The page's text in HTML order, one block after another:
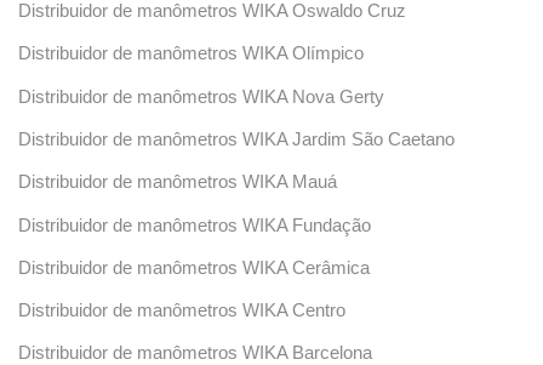
Distribuidor de manômetros WIKA Oswaldo Cruz
Distribuidor de manômetros WIKA Olímpico
Distribuidor de manômetros WIKA Nova Gerty
Distribuidor de manômetros WIKA Jardim São Caetano
Distribuidor de manômetros WIKA Mauá
Distribuidor de manômetros WIKA Fundação
Distribuidor de manômetros WIKA Cerâmica
Distribuidor de manômetros WIKA Centro
Distribuidor de manômetros WIKA Barcelona